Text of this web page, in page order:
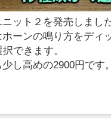
ット２を発売しまし
ーンの鳴り方をディ
できます。
し高めの2900円です